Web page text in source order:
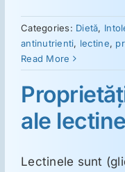
LDN
ORL
Categories: Dietă,
antinutrienti, lectine,
Read More
ale
Lectinele sunt